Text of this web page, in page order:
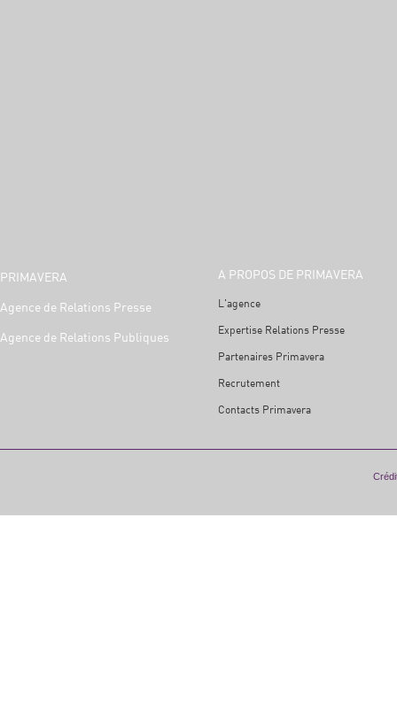
PRIMAVERA
Agence de Relations Presse
Agence de Relations Publiques
A PROPOS DE PRIMAVERA
L'agence
Expertise Relations Presse
Partenaires Primavera
Recrutement
Contacts Primavera